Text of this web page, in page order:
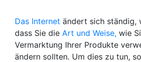
Das Internet ändert sich ständig,
dass Sie die Art und Weise, wie
Vermarktung Ihrer Produkte
ändern sollten. Um dies zu tun,